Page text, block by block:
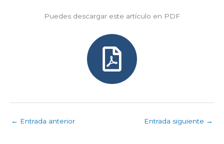
Puedes descargar este artículo en PDF
← Entrada anterior Entrada siguiente →